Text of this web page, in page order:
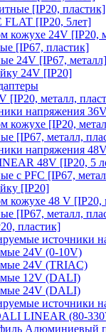
[IP20, пластик]
FLAT [IP20, 5лет]
кожухе 24V [IP20,
[IP67, пластик]
24V [IP67, металл]
24V [IP20]
[IP20, металл,
кожухе [IP20,
[IP67, металл,
48V [IP20, 5
с PFC [IP67,
[IP20]
кожухе 48 V [IP20,
[IP67, металл,
пластик]
24V (0-10V)
24V (TRIAC)
12V (DALI)
24V (DALI)
Алюминиевый